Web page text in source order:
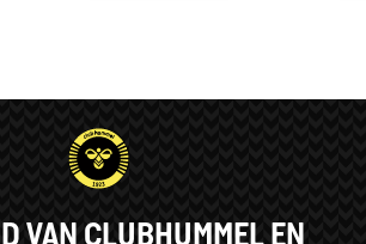
VAN CLUBHUMMEL EN